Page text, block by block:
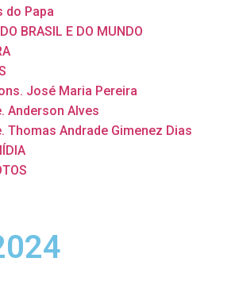
do Papa
BRASIL E DO MUNDO
José Maria Pereira
Anderson Alves
Thomas Andrade Gimenez Dias